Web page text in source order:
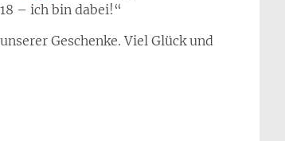
– ich bin dabei!“
Geschenke. Viel Glück und